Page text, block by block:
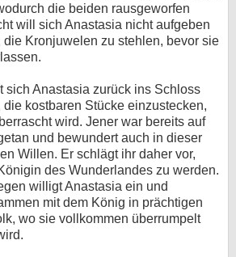
die beiden rausgeworfen
will sich Anastasia nicht aufgeben
die Kronjuwelen zu stehlen, bevor sie
sich Anastasia zurück ins Schloss
kostbaren Stücke einzustecken,
wird. Jener war bereits auf
und bewundert auch in dieser
Willen. Er schlägt ihr daher vor,
des Wunderlandes zu werden.
willigt Anastasia ein und
mit dem König in prächtigen
wo sie vollkommen überrumpelt
Impressum
Desktop-Ansicht
myFanbase